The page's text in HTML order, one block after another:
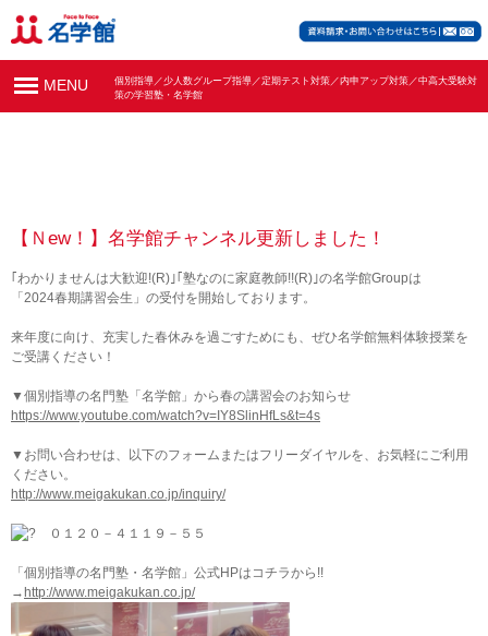
MENU
個別指導／少人数グループ指導／定期テスト対策／内申アップ対策／中高大受験対
策の学習塾・名学館
【Ｎew！】名学館チャンネル更新しました！
｢わかりませんは大歓迎!(R)｣｢塾なのに家庭教師!!(R)｣の名学館Groupは
「2024春期講習会生」の受付を開始しております。
来年度に向け、充実した春休みを過ごすためにも、ぜひ名学館無料体験授業を
ご受講ください！
▼個別指導の名門塾「名学館」から春の講習会のお知らせ
https://www.youtube.com/watch?v=IY8SlinHfLs&t=4s
▼お問い合わせは、以下のフォームまたはフリーダイヤルを、お気軽にご利用
ください。
http://www.meigakukan.co.jp/inquiry/
０１２０－４１１９－５５
「個別指導の名門塾・名学館」公式HPはコチラから!!
→ http://www.meigakukan.co.jp/